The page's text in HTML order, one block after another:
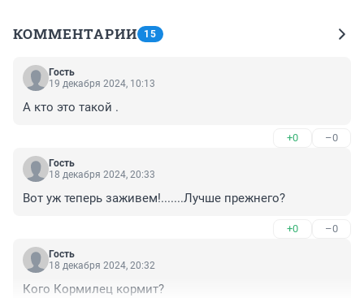
КОММЕНТАРИИ 15
Гость
19 декабря 2024, 10:13
А кто это такой .
+0 –0
Гость
18 декабря 2024, 20:33
Вот уж теперь заживем!.......Лучше прежнего?
+0 –0
Гость
18 декабря 2024, 20:32
Кого Кормилец кормит?